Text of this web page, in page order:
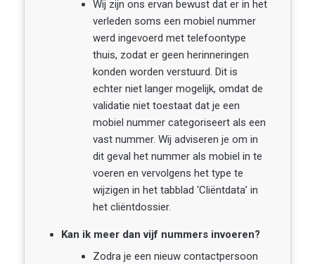
Wij zijn ons ervan bewust dat er in het
verleden soms een mobiel nummer
werd ingevoerd met telefoontype
thuis, zodat er geen herinneringen
konden worden verstuurd. Dit is
echter niet langer mogelijk, omdat de
validatie niet toestaat dat je een
mobiel nummer categoriseert als een
vast nummer. Wij adviseren je om in
dit geval het nummer als mobiel in te
voeren en vervolgens het type te
wijzigen in het tabblad ‘Cliëntdata’ in
het cliëntdossier.
Kan ik meer dan vijf nummers invoeren?
Zodra je een nieuw contactpersoon